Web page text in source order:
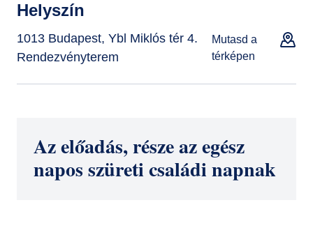
Helyszín
1013 Budapest, Ybl Miklós tér 4.
Rendezvényterem
Mutasd a
térképen
Az előadás, része az egész
napos szüreti családi napnak